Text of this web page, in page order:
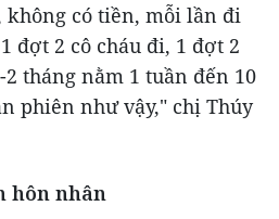
không có tiền, mỗi lần đi
đợt 2 cô cháu đi, 1 đợt 2
tháng nằm 1 tuần đến 10
phiên như vậy," chị Thúy
hôn nhân